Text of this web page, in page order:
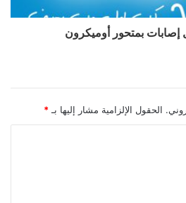
إصابات بمتحور أوميكرون
الحقول الإلزامية مشار إليها بـ *